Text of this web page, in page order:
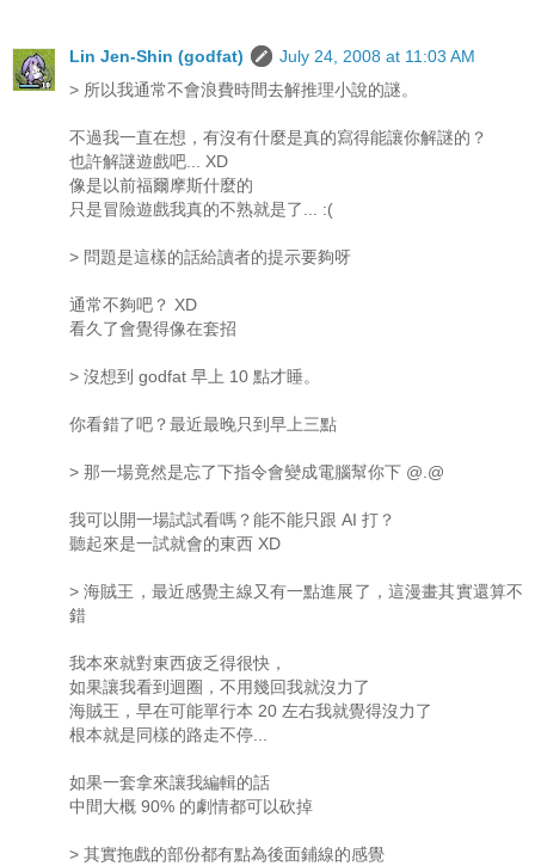
Lin Jen-Shin (godfat)
July 24, 2008 at 11:03 AM
> 所以我通常不會浪費時間去解推理小說的謎。
不過我一直在想，有沒有什麼是真的寫得能讓你解謎的？
也許解謎遊戲吧... XD
像是以前福爾摩斯什麼的
只是冒險遊戲我真的不熟就是了... :(
> 問題是這樣的話給讀者的提示要夠呀
通常不夠吧？ XD
看久了會覺得像在套招
> 沒想到 godfat 早上 10 點才睡。
你看錯了吧？最近最晚只到早上三點
> 那一場竟然是忘了下指令會變成電腦幫你下 @.@
我可以開一場試試看嗎？能不能只跟 AI 打？
聽起來是一試就會的東西 XD
> 海賊王，最近感覺主線又有一點進展了，這漫畫其實還算不
錯
我本來就對東西疲乏得很快，
如果讓我看到迴圈，不用幾回我就沒力了
海賊王，早在可能單行本 20 左右我就覺得沒力了
根本就是同樣的路走不停...
如果一套拿來讓我編輯的話
中間大概 90% 的劇情都可以砍掉
> 其實拖戲的部份都有點為後面鋪線的感覺